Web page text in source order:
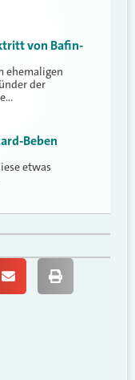
von Bafin-
ehemaligen
der
Beben
etwas